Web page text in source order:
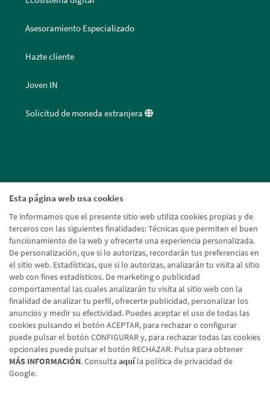
Esta página web usa cookies
Te informamos que el presente sitio web utiliza cookies propias y de
terceros con las siguientes finalidades: Técnicas que permiten el buen
funcionamiento de la web y ofrecerte una experiencia personalizada.
De personalización, que si lo autorizas, recordarán tus preferencias en
el sitio web. Estadísticas, que si lo autorizas, analizarán tu visita al sitio
web con fines estadísticos. De marketing o publicidad
comportamental las cuales analizarán tu visita al sitio web con la
finalidad de analizar tu perfil, ofrecerte publicidad, personalizar los
anuncios y medir su efectividad. Puedes aceptar el uso de todas las
cookies pulsando el botón ACEPTAR, para rechazar o configurar
puede pulsar el botón CONFIGURAR y, para rechazar todas las cookies
opcionales puede pulsar el botón RECHAZAR. Pulsa para obtener
MÁS INFORMACIÓN. Consulta aquíla política de privacidad de
Google.
Asesoramiento Especializado
Hazte cliente
Joven IN
Solicitud de moneda extranjera
Aviso legal